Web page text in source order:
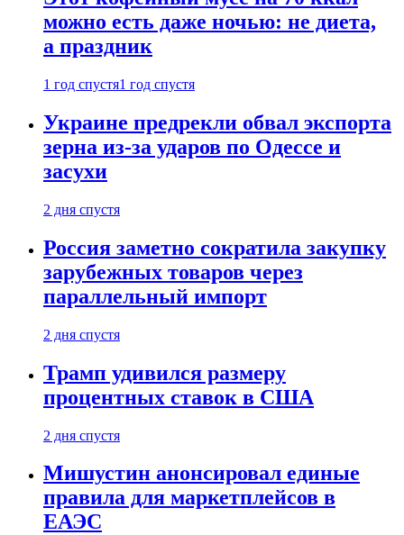
можно есть даже ночью: не диета,
а праздник
1 год спустя1 год спустя
Украине предрекли обвал экспорта
зерна из-за ударов по Одессе и
засухи
2 дня спустя
Россия заметно сократила закупку
зарубежных товаров через
параллельный импорт
2 дня спустя
Трамп удивился размеру
процентных ставок в США
2 дня спустя
Мишустин анонсировал единые
правила для маркетплейсов в
ЕАЭС